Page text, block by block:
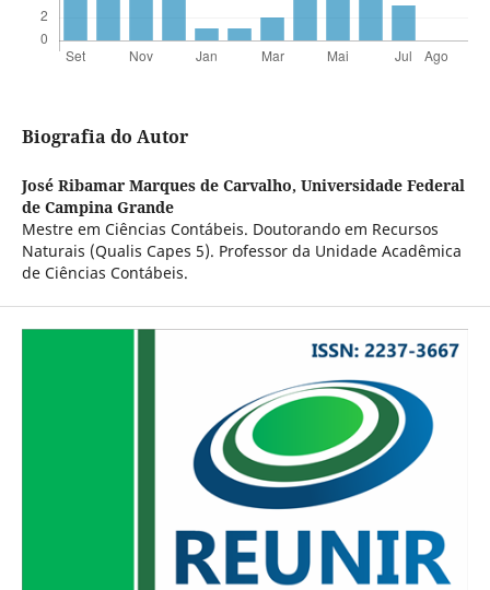
Biografia do Autor
José Ribamar Marques de Carvalho, Universidade Federal
de Campina Grande
Mestre em Ciências Contábeis. Doutorando em Recursos
Naturais (Qualis Capes 5). Professor da Unidade Acadêmica
de Ciências Contábeis.